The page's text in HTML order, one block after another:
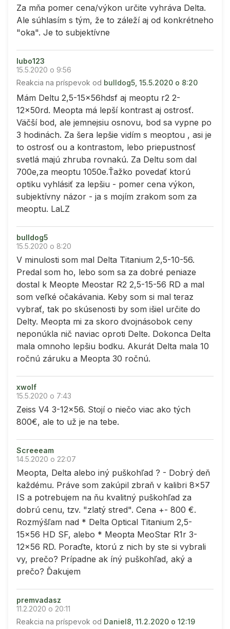
Za mňa pomer cena/výkon určite vyhráva Delta.
Ale súhlasím s tým, že to záleží aj od konkrétneho
"oka". Je to subjektívne
lubo123
15.5.2020 o 9:56
Reakcia na príspevok od bulldog5, 15.5.2020 o 8:20
Mám Deltu 2,5-15x56hdsf aj meoptu r2 2-
12x50rd. Meopta má lepší kontrast aj ostrosť.
Väčší bod, ale jemnejsiu osnovu, bod sa vypne po
3 hodinách. Za šera lepšie vidím s meoptou , asi je
to ostrosť ou a kontrastom, lebo priepustnosť
svetlá majú zhruba rovnakú. Za Deltu som dal
700e,za meoptu 1050e.Ťažko povedať ktorú
optiku vyhlásiť za lepšiu - pomer cena výkon,
subjektívny názor - ja s mojím zrakom som za
meoptu. LaLZ
bulldog5
15.5.2020 o 8:20
V minulosti som mal Delta Titanium 2,5-10-56.
Predal som ho, lebo som sa za dobré peniaze
dostal k Meopte Meostar R2 2,5-15-56 RD a mal
som veľké očakávania. Keby som si mal teraz
vybrať, tak po skúsenosti by som išiel určite do
Delty. Meopta mi za skoro dvojnásobok ceny
neponúkla nič naviac oproti Delte. Dokonca Delta
mala omnoho lepšiu bodku. Akurát Delta mala 10
ročnú záruku a Meopta 30 ročnú.
xwolf
15.5.2020 o 7:43
Zeiss V4 3-12x56. Stojí o niečo viac ako tých
800€, ale to už je na tebe.
Screeeam
14.5.2020 o 22:07
Meopta, Delta alebo iný puškohľad ? - Dobrý deň
každému. Práve som zakúpil zbraň v kalibri 8x57
IS a potrebujem na ňu kvalitný puškohľad za
dobrú cenu, tzv. "zlatý stred". Cena +- 800 €.
Rozmýšľam nad * Delta Optical Titanium 2,5-
15x56 HD SF, alebo * Meopta MeoStar R1r 3-
12x56 RD. Poraďte, ktorú z nich by ste si vybrali
vy, prečo? Prípadne ak íný puškohľad, aký a
prečo? Ďakujem
premvadasz
11.2.2020 o 20:11
Reakcia na príspevok od Daniel8, 11.2.2020 o 12:19